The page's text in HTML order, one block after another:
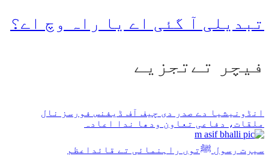
تبدیلی آ گئی اے یا راہ وچ اے؟
فیچر تےتجزیے
انڈونیشیا دے صدر دی چیف آف ڈیفنس فورسز نال
ملقات، دفاعی تعاون ودھا ندا اعادہ
سیرت رسول ﷺتوں راہنمائی تے قائداعظم